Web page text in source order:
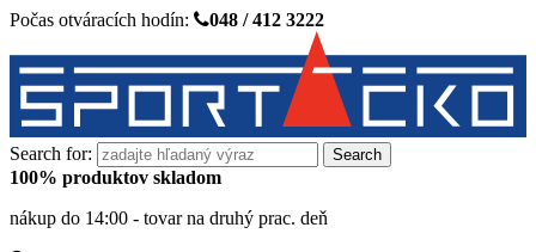
Počas otváracích hodín: 048 / 412 3222
Search for:
100% produktov skladom
nákup do 14:00 - tovar na druhý prac. deň